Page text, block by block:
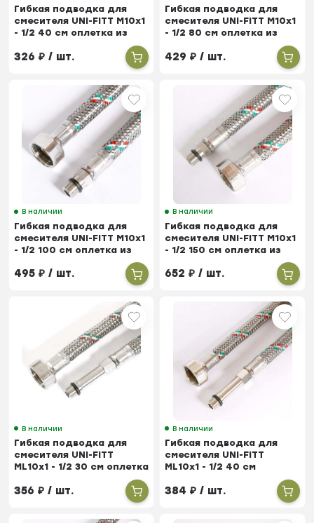
Гибкая подводка для
смесителя UNI-FITT М10х1
- 1/2 40 см оплетка из
326₽ / шт.
Гибкая подводка для
смесителя UNI-FITT М10х1
- 1/2 80 см оплетка из
429₽ / шт.
В наличии
Гибкая подводка для
смесителя UNI-FITT М10х1
- 1/2 100 см оплетка из
495₽ / шт.
В наличии
Гибкая подводка для
смесителя UNI-FITT М10х1
- 1/2 150 см оплетка из
652₽ / шт.
В наличии
Гибкая подводка для
смесителя UNI-FITT
МL10х1 - 1/2 30 см оплетка
из нержавеющей стали
356₽ / шт.
В наличии
Гибкая подводка для
смесителя UNI-FITT
МL10х1 - 1/2 40 см
оплетка из нержавеющей
стали
384₽ / шт.